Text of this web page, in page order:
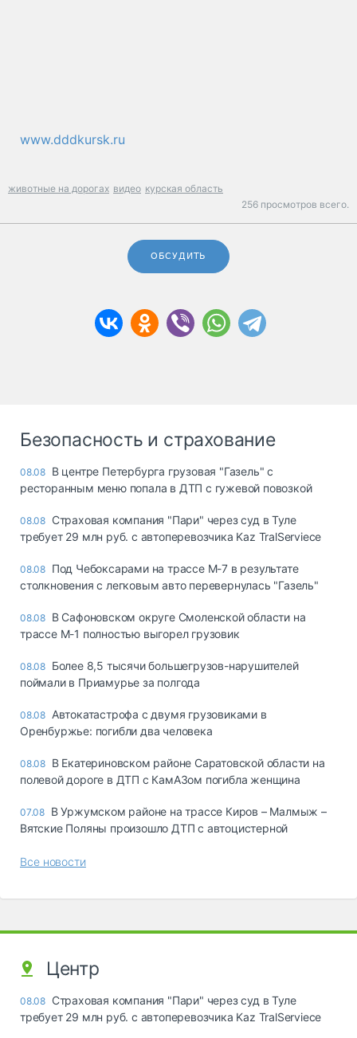
www.dddkursk.ru
животные на дорогах видео курская область
256 просмотров всего.
ОБСУДИТЬ
Безопасность и страхование
08.08 В центре Петербурга грузовая "Газель" с
ресторанным меню попала в ДТП с гужевой повозкой
08.08 Страховая компания "Пари" через суд в Туле
требует 29 млн руб. с автоперевозчика Kaz TralServiece
08.08 Под Чебоксарами на трассе М-7 в результате
столкновения с легковым авто перевернулась "Газель"
08.08 В Сафоновском округе Смоленской области на
трассе М-1 полностью выгорел грузовик
08.08 Более 8,5 тысячи большегрузов-нарушителей
поймали в Приамурье за полгода
08.08 Автокатастрофа с двумя грузовиками в
Оренбуржье: погибли два человека
08.08 В Екатериновском районе Саратовской области на
полевой дороге в ДТП с КамАЗом погибла женщина
07.08 В Уржумском районе на трассе Киров – Малмыж –
Вятские Поляны произошло ДТП с автоцистерной
Все новости
Центр
08.08 Страховая компания "Пари" через суд в Туле
требует 29 млн руб. с автоперевозчика Kaz TralServiece